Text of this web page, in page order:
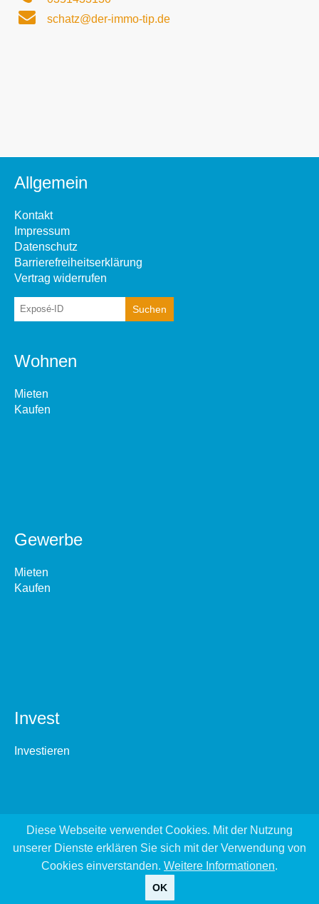
schatz@der-immo-tip.de
Allgemein
Kontakt
Impressum
Datenschutz
Barrierefreiheitserklärung
Vertrag widerrufen
Wohnen
Mieten
Kaufen
Gewerbe
Mieten
Kaufen
Invest
Investieren
Diese Webseite verwendet Cookies. Mit der Nutzung
unserer Dienste erklären Sie sich mit der Verwendung von
Cookies einverstanden. Weitere Informationen.
OK